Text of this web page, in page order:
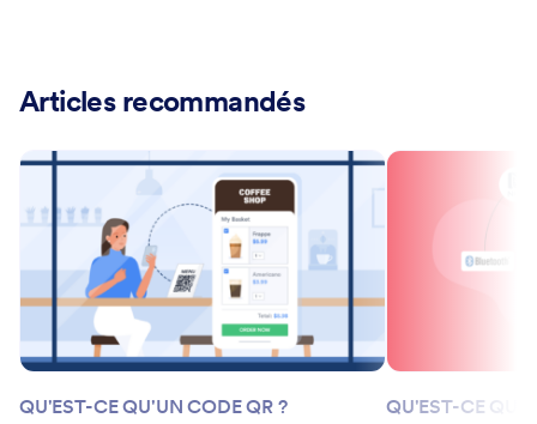
Articles recommandés
QU'EST-CE QU'UN CODE QR ? QU'EST-CE